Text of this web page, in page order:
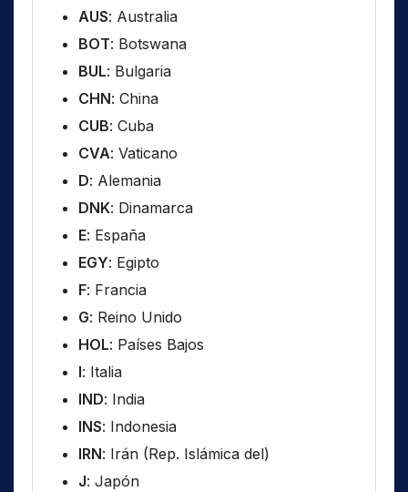
AUS: Australia
BOT: Botswana
BUL: Bulgaria
CHN: China
CUB: Cuba
CVA: Vaticano
D: Alemania
DNK: Dinamarca
E: España
EGY: Egipto
F: Francia
G: Reino Unido
HOL: Países Bajos
I: Italia
IND: India
INS: Indonesia
IRN: Irán (Rep. Islámica del)
J: Japón